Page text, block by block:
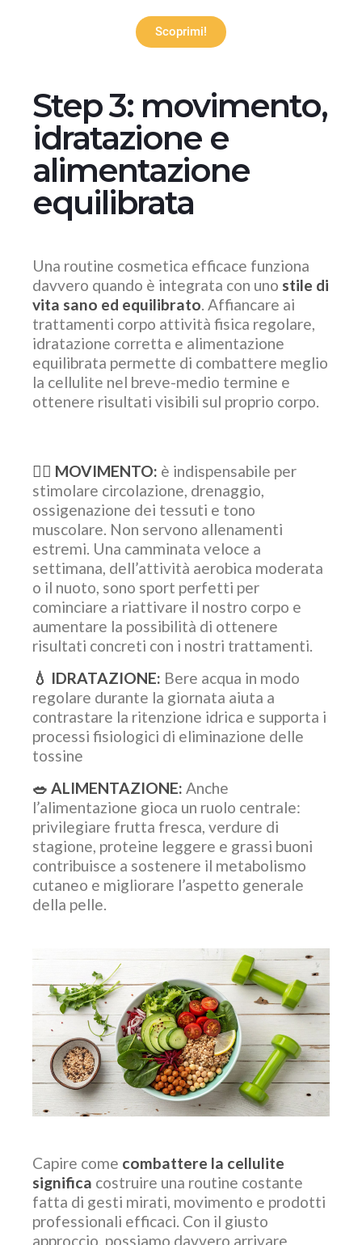
Scoprimi!
Step 3: movimento,
idratazione e
alimentazione
equilibrata
Una routine cosmetica efficace funziona
davvero quando è integrata con uno stile di
vita sano ed equilibrato. Affiancare ai
trattamenti corpo attività fisica regolare,
idratazione corretta e alimentazione
equilibrata permette di combattere meglio
la cellulite nel breve-medio termine e
ottenere risultati visibili sul proprio corpo.
🏃‍♀️ MOVIMENTO: è indispensabile per
stimolare circolazione, drenaggio,
ossigenazione dei tessuti e tono
muscolare. Non servono allenamenti
estremi. Una camminata veloce a
settimana, dell’attività aerobica moderata
o il nuoto, sono sport perfetti per
cominciare a riattivare il nostro corpo e
aumentare la possibilità di ottenere
risultati concreti con i nostri trattamenti.
💧 IDRATAZIONE: Bere acqua in modo
regolare durante la giornata aiuta a
contrastare la ritenzione idrica e supporta i
processi fisiologici di eliminazione delle
tossine
🥗 ALIMENTAZIONE: Anche
l’alimentazione gioca un ruolo centrale:
privilegiare frutta fresca, verdure di
stagione, proteine leggere e grassi buoni
contribuisce a sostenere il metabolismo
cutaneo e migliorare l’aspetto generale
della pelle.
Capire come combattere la cellulite
significa costruire una routine costante
fatta di gesti mirati, movimento e prodotti
professionali efficaci. Con il giusto
approccio, possiamo davvero arrivare